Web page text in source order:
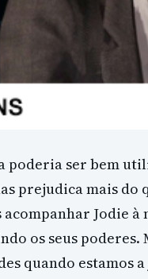
poderia ser bem
prejudica mais
Jodie à
os seus poderes.
quando estamos